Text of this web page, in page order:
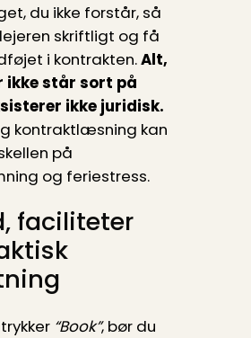
du ikke forstår, så
skriftligt og få
i kontrakten.Alt,
ikke står sort på
ikke juridisk.
kontraktlæsning kan
på
og feriestress.
faciliteter
“Book”, bør du